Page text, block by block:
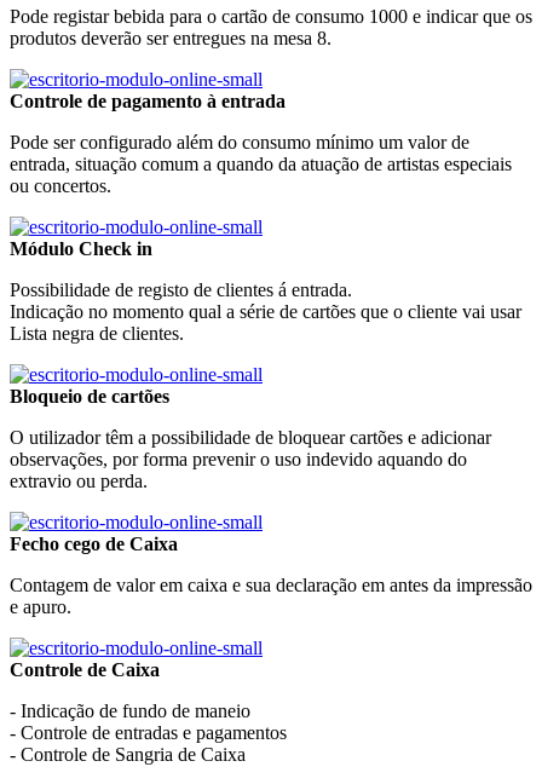
Pode registar bebida para o cartão de consumo 1000 e indicar que os
produtos deverão ser entregues na mesa 8.
Controle de pagamento à entrada
Pode ser configurado além do consumo mínimo um valor de
entrada, situação comum a quando da atuação de artistas especiais
ou concertos.
Módulo Check in
Possibilidade de registo de clientes á entrada.
Indicação no momento qual a série de cartões que o cliente vai usar
Lista negra de clientes.
Bloqueio de cartões
O utilizador têm a possibilidade de bloquear cartões e adicionar
observações, por forma prevenir o uso indevido aquando do
extravio ou perda.
Fecho cego de Caixa
Contagem de valor em caixa e sua declaração em antes da impressão
e apuro.
Controle de Caixa
- Indicação de fundo de maneio
- Controle de entradas e pagamentos
- Controle de Sangria de Caixa